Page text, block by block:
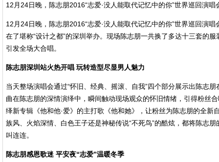
12月24日晚，陈志朋2016“志爱·没人能取代记忆中的你”世界巡回演
12月24日晚，陈志朋2016“志爱·没人能取代记忆中的你”世界巡回演
在了堪称“设计之都”的深圳举办。现场陈志朋一共换了多达十三套的
引发全场大合唱。
陈志朋深圳站火热开唱 玩转造型尽显男人魅力
当天整场演唱会通过“怀旧、经典、摇滚、自我”四个部分展示出陈志
曲在陈志朋的深情演绎中，瞬间触动现场观众的怀旧情绪，引得粉丝
绎新专辑《他和他·爱》的主打歌《他和她》，让粉丝为陈志朋的全
族风、火焰深情、白色王子还是神秘传说“不死鸟”的酷炫，都将陈志
叫连连。
陈志朋感恩歌迷 平安夜“志爱”温暖冬季